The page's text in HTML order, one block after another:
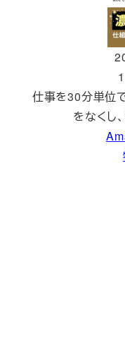
仕事を30分単位
をなくし